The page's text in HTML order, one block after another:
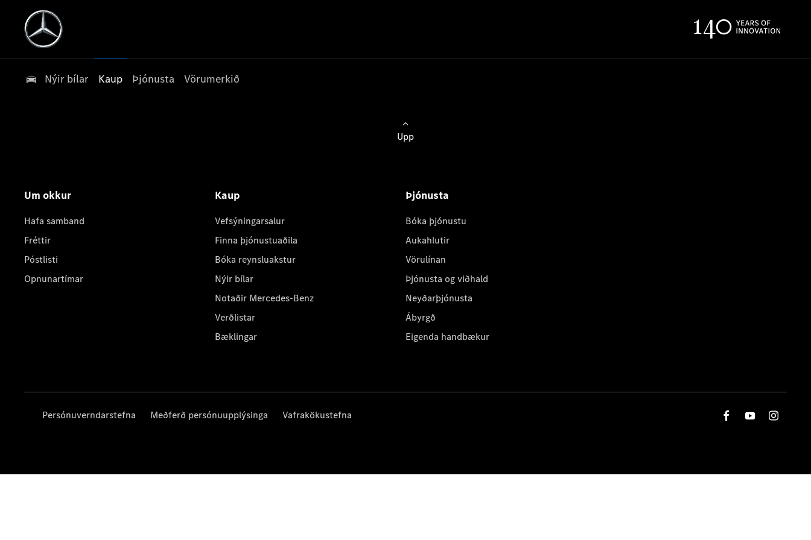
Nýir bílar Kaup Þjónusta Vörumerkið
Upp
Um okkur
Hafa samband
Fréttir
Póstlisti
Opnunartímar
Kaup
Vefsýningarsalur
Finna þjónustuaðila
Bóka reynsluakstur
Nýir bílar
Notaðir Mercedes-Benz
Verðlistar
Bæklingar
Þjónusta
Bóka þjónustu
Aukahlutir
Vörulínan
Þjónusta og viðhald
Neyðarþjónusta
Ábyrgð
Eigenda handbækur
Persónuverndarstefna Meðferð persónuupplýsinga Vafrakökustefna